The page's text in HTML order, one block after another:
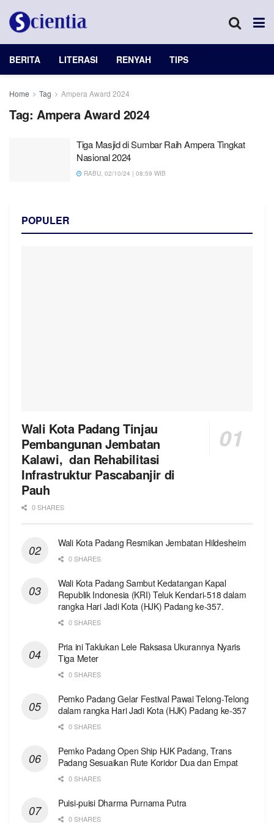
BERITA LITERASI RENYAH TIPS
Home Tag Ampera Award 2024
Tag: Ampera Award 2024
Tiga Masjid di Sumbar Raih Ampera Tingkat
Nasional 2024
RABU, 02/10/24 | 08:59 WIB
POPULER
Wali Kota Padang Tinjau
Pembangunan Jembatan
Kalawi, dan Rehabilitasi
Infrastruktur Pascabanjir di
Pauh
0 SHARES
Wali Kota Padang Resmikan Jembatan Hildesheim
0 SHARES
Wali Kota Padang Sambut Kedatangan Kapal
Republik Indonesia (KRI) Teluk Kendari-518 dalam
rangka Hari Jadi Kota (HJK) Padang ke-357.
0 SHARES
Pria ini Taklukan Lele Raksasa Ukurannya Nyaris
Tiga Meter
0 SHARES
Pemko Padang Gelar Festival Pawai Telong-Telong
dalam rangka Hari Jadi Kota (HJK) Padang ke-357
0 SHARES
Pemko Padang Open Ship HJK Padang, Trans
Padang Sesuaikan Rute Koridor Dua dan Empat
0 SHARES
Puisi-puisi Dharma Purnama Putra
0 SHARES